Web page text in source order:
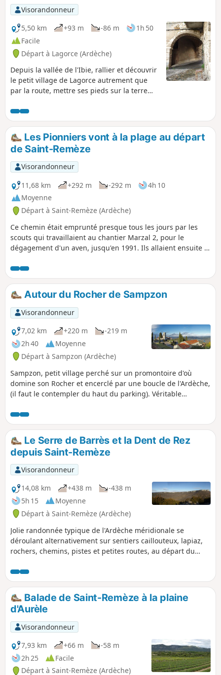
Visorandonneur
5,50 km
+93 m -86 m
1h 50
Facile
Départ à Lagorce (Ardèche)
Depuis la vallée de l'Ibie, rallier et découvrir
le petit village de Lagorce autrement que
par la route, mettre ses pieds sur la terre
champs et les prés. En fin de journée ou tôt
le matin, déranger un sanglier qui fouine
dans un champ et aborder ce village tout en
douceur, approcher son église par le bas et
remonter les étroites ruelles pavées pour
revenir par un vieux chemin entre les
maisons.
Les Pionniers vont à la plage au départ
de Saint-Remèze
Visorandonneur
11,68 km
+292 m -292 m
4h 10
Moyenne
Départ à Saint-Remèze (Ardèche)
Ce chemin était emprunté presque tous les jours par les
scouts qui travaillaient au chantier Marzal 2, pour le
dégagement d'un aven, jusqu'en 1991. Ils allaient ensuite à
difficulté sur cette randonnée, les chemins sont larges, bien
tracés, presque carrossables. Peu de relief, sauf sur la fin
lors de la descente vers l'Ardèche. Attention au soleil : peu
d'ombre.Autour du Rocher de Sampzon
Visorandonneur
7,02 km
+220 m
-219 m
2h 40
Moyenne
Départ à Sampzon (Ardèche)
Sampzon, petit village perché sur un promontoire d'où
domine son Rocher et encerclé par une boucle de l'Ardèche,
(il faut le contempler du haut du parking). Véritable
méandres de l'Ardèche. Le vieux village à conservé ses
maisons traditionnelles. Itinéraire très bien balisé avec des
poteaux directionnels.
Le Serre de Barrès et la Dent de Rez
depuis Saint-Remèze
Visorandonneur
14,08 km
+438 m
-438 m
5h 15
Moyenne
Départ à Saint-Remèze (Ardèche)
Jolie randonnée typique de l'Ardèche méridionale se
déroulant alternativement sur sentiers caillouteux, lapiaz,
rochers, chemins, pistes et petites routes, au départ du
« château », l’église romane, quelques fontaines, un lavoir
jalonnent sa visite. Beaux points de vue sur le Rocher de
Sampzon, le Mont Lozère, les Baronnies, le Ventoux et le
Vercors.Balade de Saint-Remèze à la plaine
d'Aurèle
Visorandonneur
7,93 km
+66 m
-58 m
2h 25
Facile
Départ à Saint-Remèze (Ardèche)